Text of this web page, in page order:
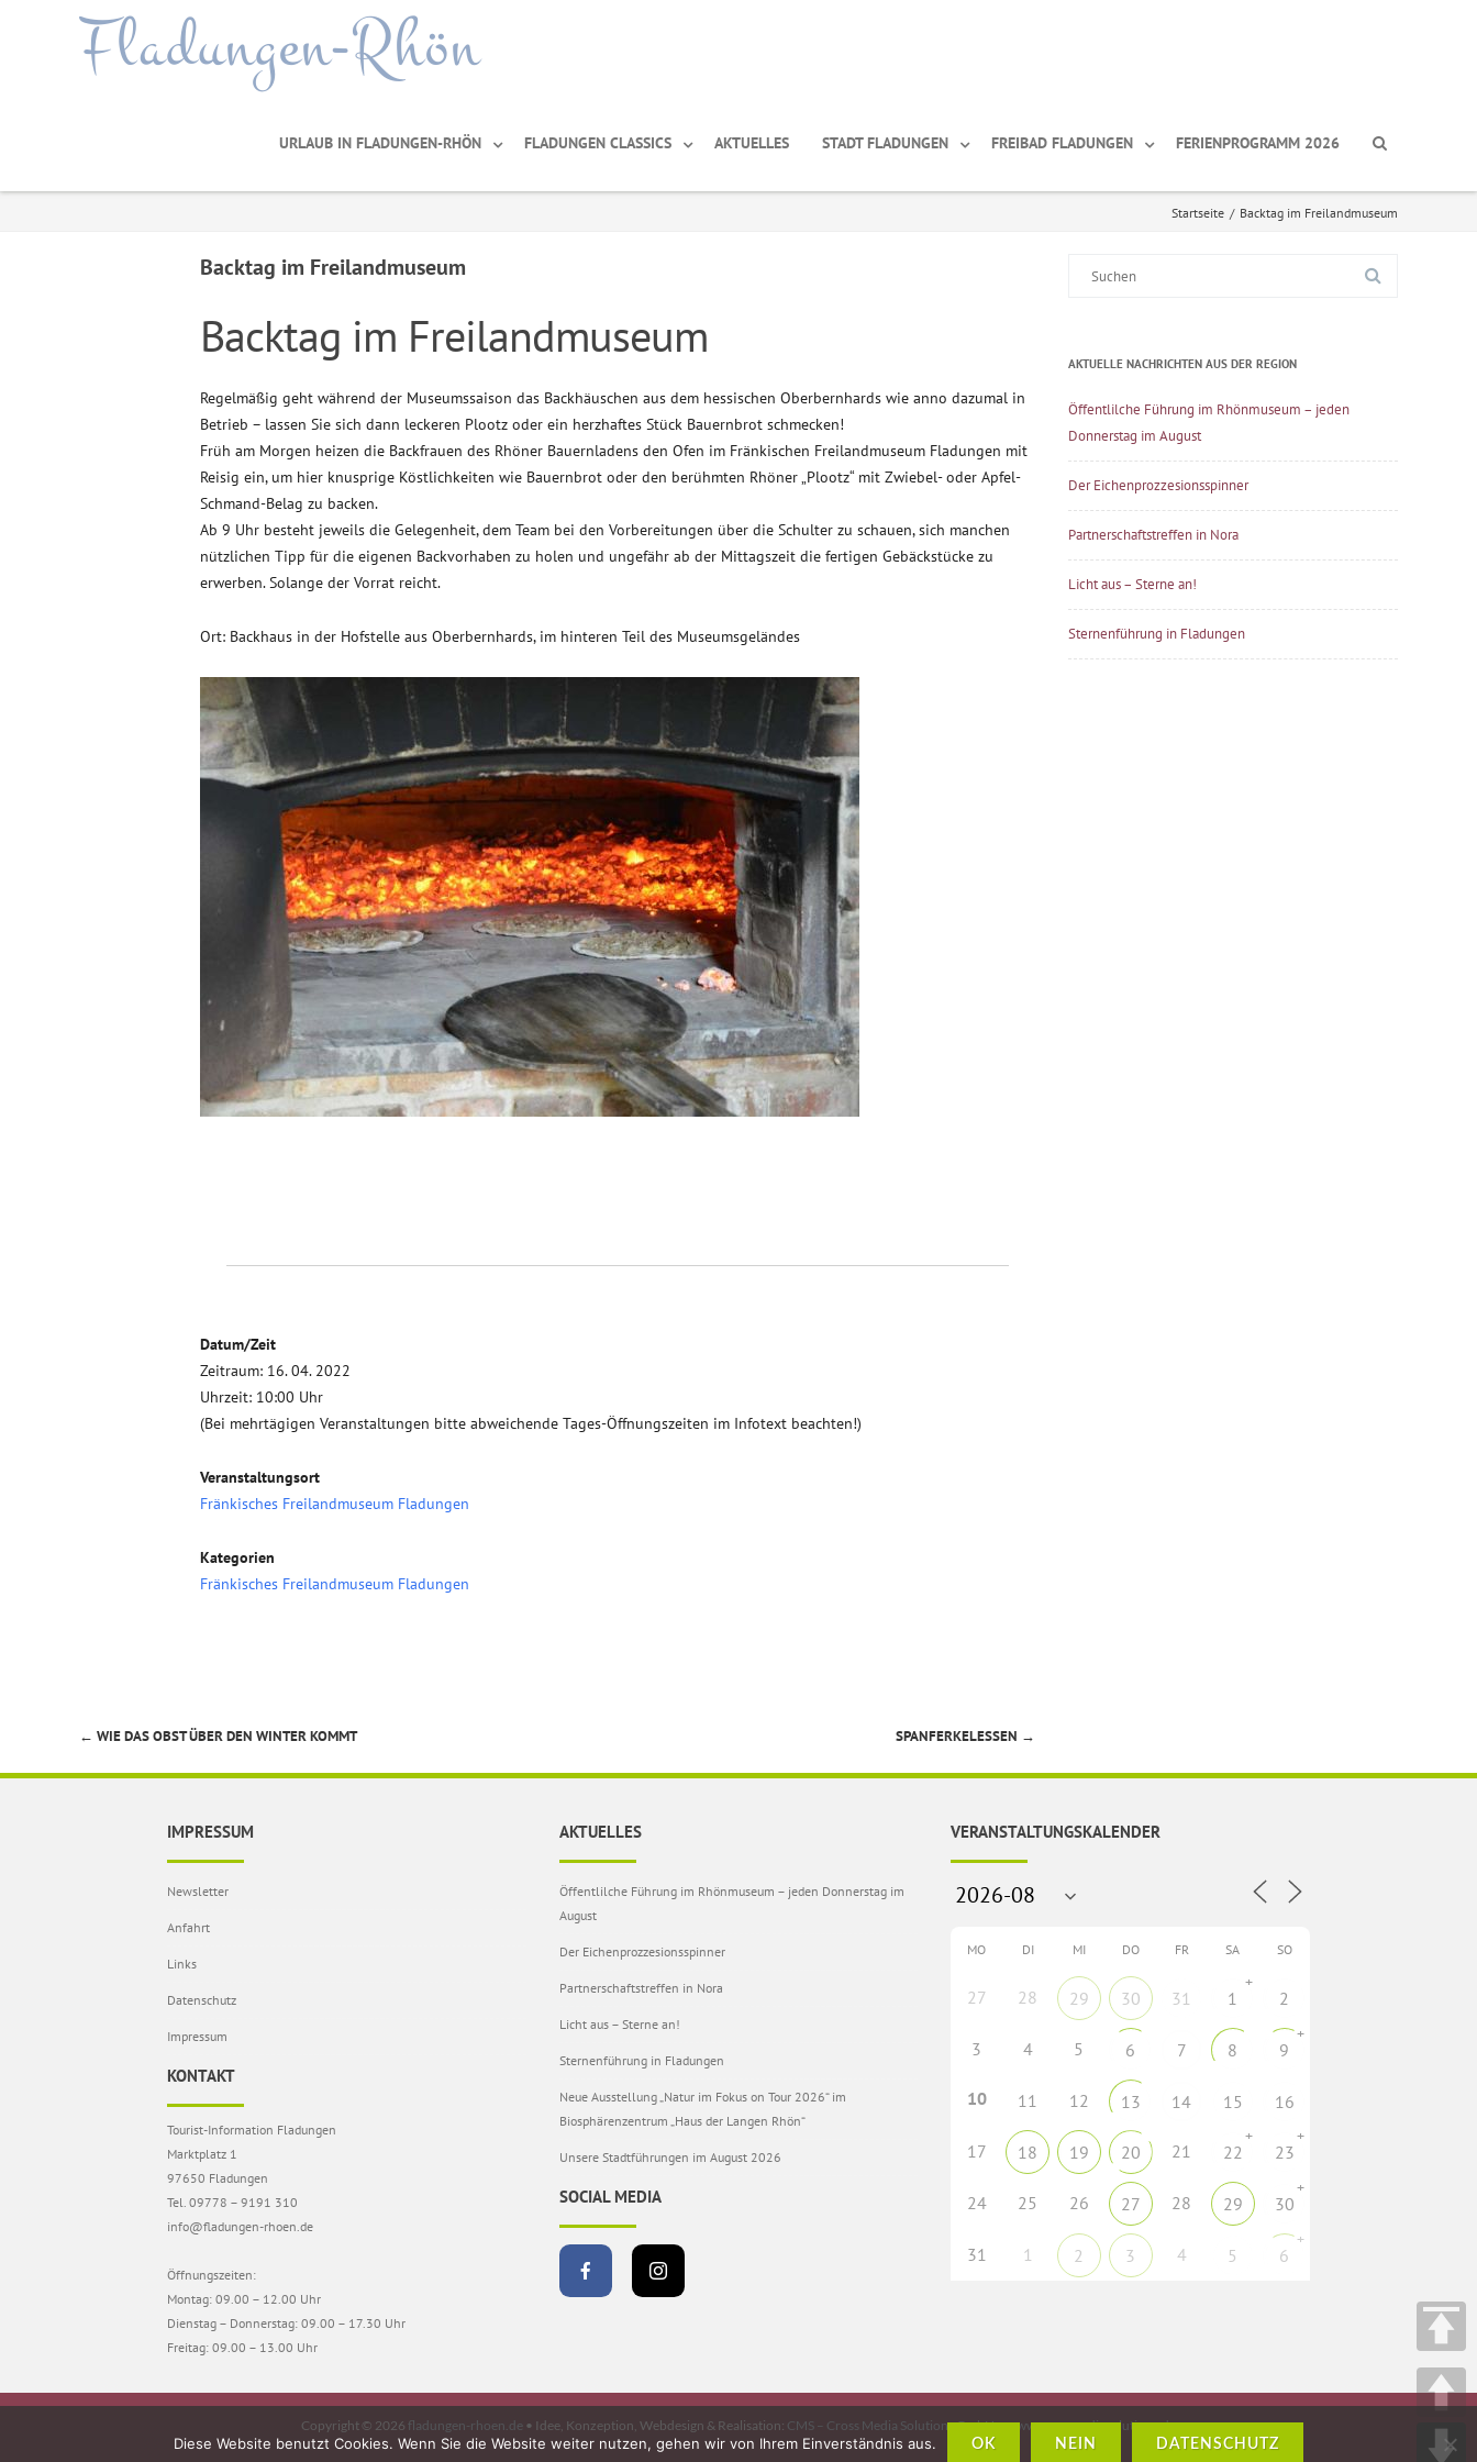
Fladungen-Rhön
URLAUB IN FLADUNGEN-RHÖN FLADUNGEN CLASSICS AKTUELLES STADT FLADUNGEN FREIBAD FLADUNGEN FERIENPROGRAMM 2026
Startseite / Backtag im Freilandmuseum
Backtag im Freilandmuseum
Backtag im Freilandmuseum
Regelmäßig geht während der Museumssaison das Backhäuschen aus dem hessischen Oberbernhards wie anno dazumal in
Betrieb – lassen Sie sich dann leckeren Plootz oder ein herzhaftes Stück Bauernbrot schmecken!
Früh am Morgen heizen die Backfrauen des Rhöner Bauernladens den Ofen im Fränkischen Freilandmuseum Fladungen mit
Reisig ein, um hier knusprige Köstlichkeiten wie Bauernbrot oder den berühmten Rhöner „Plootz“ mit Zwiebel- oder Apfel-
Schmand-Belag zu backen.
Ab 9 Uhr besteht jeweils die Gelegenheit, dem Team bei den Vorbereitungen über die Schulter zu schauen, sich manchen
nützlichen Tipp für die eigenen Backvorhaben zu holen und ungefähr ab der Mittagszeit die fertigen Gebäckstücke zu
erwerben. Solange der Vorrat reicht.
Ort: Backhaus in der Hofstelle aus Oberbernhards, im hinteren Teil des Museumsgeländes
Datum/Zeit
Zeitraum: 16. 04. 2022
Uhrzeit: 10:00 Uhr
(Bei mehrtägigen Veranstaltungen bitte abweichende Tages-Öffnungszeiten im Infotext beachten!)
Veranstaltungsort
Fränkisches Freilandmuseum Fladungen
Kategorien
Fränkisches Freilandmuseum Fladungen
Beitragsnavigation
← WIE DAS OBST ÜBER DEN WINTER KOMMT SPANFERKELESSEN →
AKTUELLE NACHRICHTEN AUS DER REGION
Öffentlilche Führung im Rhönmuseum – jeden
Donnerstag im August
Der Eichenprozzesionsspinner
Partnerschaftstreffen in Nora
Licht aus – Sterne an!
Sternenführung in Fladungen
IMPRESSUM
Newsletter
Anfahrt
Links
Datenschutz
Impressum
KONTAKT
Tourist-Information Fladungen
Marktplatz 1
97650 Fladungen
Tel. 09778 – 9191 310
info@fladungen-rhoen.de
Öffnungszeiten:
Montag: 09.00 – 12.00 Uhr
Dienstag – Donnerstag: 09.00 – 17.30 Uhr
Freitag: 09.00 – 13.00 Uhr
AKTUELLES
Öffentlilche Führung im Rhönmuseum – jeden Donnerstag im
August
Der Eichenprozzesionsspinner
Partnerschaftstreffen in Nora
Licht aus – Sterne an!
Sternenführung in Fladungen
Neue Ausstellung „Natur im Fokus on Tour 2026“ im
Biosphärenzentrum „Haus der Langen Rhön“
Unsere Stadtführungen im August 2026
SOCIAL MEDIA
VERANSTALTUNGSKALENDER
MO DI MI DO FR SA SO
27 28 29 30 31 1
+
2
3 4 5 6 7 8 9
+
10 11 12 13 14 15 16
17 18 19 20 21 22
+
23
+
24 25 26 27 28 29 30
+
31 1 2 3 4 5 6
+
Copyright © 2026 fladungen-rhoen.de • Idee, Konzeption, Webdesign & Realisation: CMS – Cross Media Solutions GmbH – www.crossmediasolutions.de
Diese Website benutzt Cookies. Wenn Sie die Website weiter nutzen, gehen wir von Ihrem Einverständnis aus. OK NEIN DATENSCHUTZ